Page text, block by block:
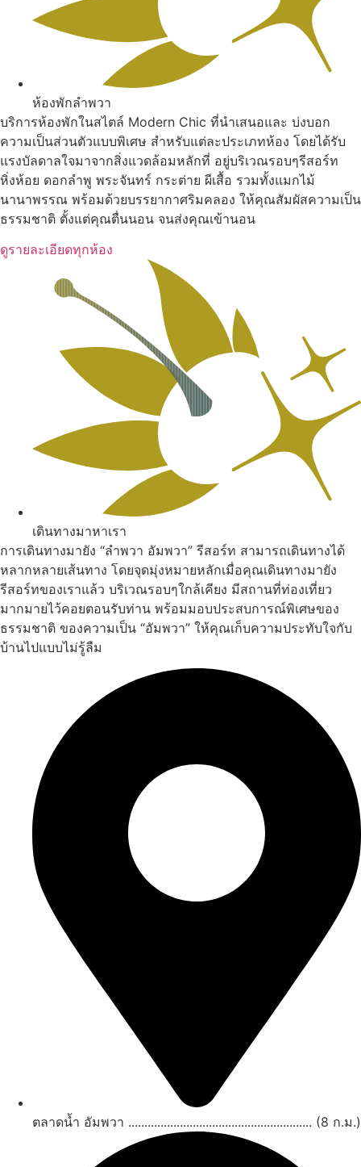
ห้องพักลำพวา
บริการห้องพักในสไตล์ Modern Chic ที่นำเสนอและ บ่งบอก
ความเป็นส่วนตัวแบบพิเศษ สำหรับแต่ละประเภทห้อง โดยได้รับ
แรงบัลดาลใจมาจากสิ่งแวดล้อมหลักที่ อยู่บริเวณรอบๆรีสอร์ท
หิ่งห้อย ดอกลำพู พระจันทร์ กระต่าย ผีเสื้อ รวมทั้งแมกไม้
นานาพรรณ พร้อมด้วยบรรยากาศริมคลอง ให้คุณสัมผัสความเป็น
ธรรมชาติ ตั้งแต่คุณตื่นนอน จนส่งคุณเข้านอน
ดูรายละเอียดทุกห้อง
เดินทางมาหาเรา
การเดินทางมายัง “ลำพวา อัมพวา” รีสอร์ท สามารถเดินทางได้
หลากหลายเส้นทาง โดยจุดมุ่งหมายหลักเมื่อคุณเดินทางมายัง
รีสอร์ทของเราแล้ว บริเวณรอบๆใกล้เคียง มีสถานที่ท่องเที่ยว
มากมายไว้คอยตอนรับท่าน พร้อมมอบประสบการณ์พิเศษของ
ธรรมชาติ ของความเป็น “อัมพวา” ให้คุณเก็บความประทับใจกับ
บ้านไปแบบไม่รู้ลืม
ตลาดน้ำ อัมพวา ......................................................... (8 ก.ม.)